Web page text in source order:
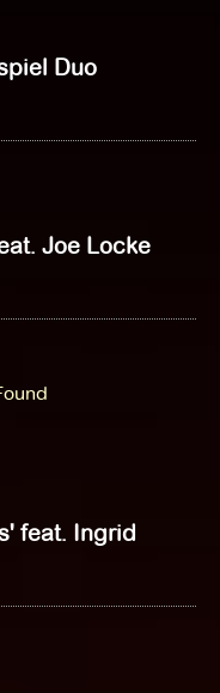
Duo
Joe Locke
feat. Ingrid